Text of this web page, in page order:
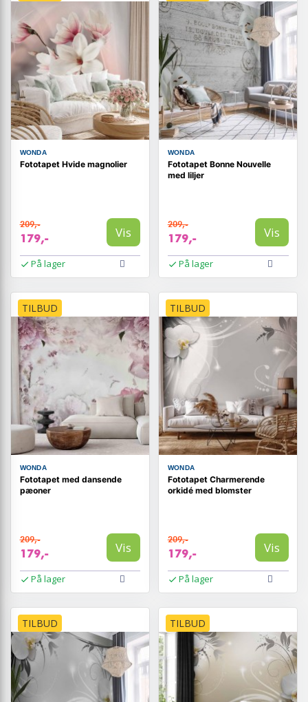
WONDA
Fototapet Hvide magnolier
209,-
179,- Vis
På lager
WONDA
Fototapet Bonne Nouvelle
med liljer
209,-
179,- Vis
På lager
TILBUD
WONDA
Fototapet med dansende
pæoner
209,-
179,- Vis
På lager
TILBUD
WONDA
Fototapet Charmerende
orkidé med blomster
209,-
179,- Vis
På lager
TILBUD TILBUD